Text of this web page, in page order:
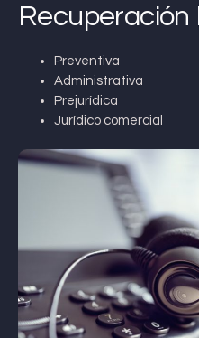
Recuperación
Preventiva
Administrativa
Prejurídica
Jurídico comercial